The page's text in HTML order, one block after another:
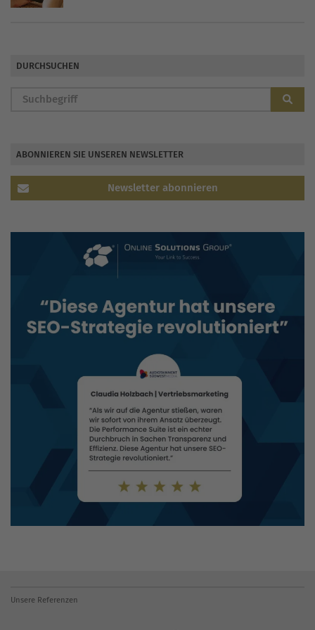
DURCHSUCHEN
ABONNIEREN SIE UNSEREN NEWSLETTER
Newsletter abonnieren
Unsere Referenzen